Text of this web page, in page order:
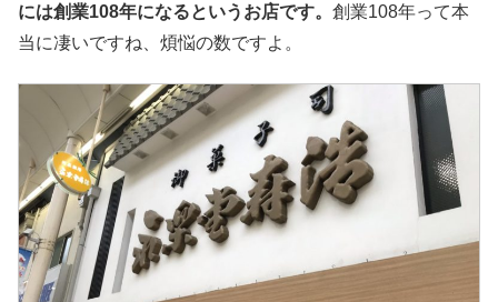
には創業108年になるというお店です。 創業108年って本
当に凄いですね、煩悩の数ですよ。